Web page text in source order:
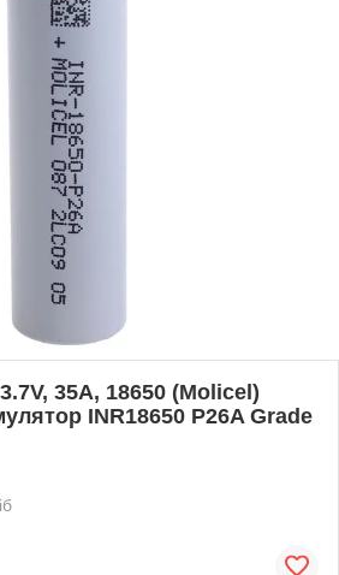
35A, 18650 (Molicel)
INR18650 P26A Grade